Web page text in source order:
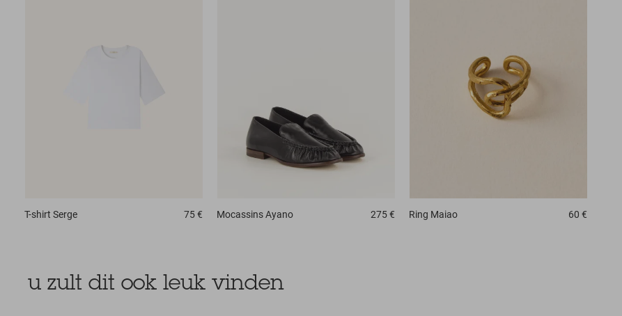
T-shirt Serge 75 € MocassinsAyano 275 € Ring Maiao 60 €
u zult dit ook leuk vinden